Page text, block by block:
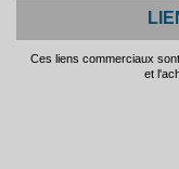
Ces liens commerciaux
et